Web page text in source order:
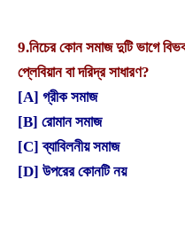
9.নিচের কোন সমাজ দুটি ভাগে
প্লেবিয়ান বা দরিদ্র সাধারণ?
[A] গ্রীক সমাজ
[B] রোমান সমাজ
[C] ব্যাবিলনীয় সমাজ
[D] উপরের কোনটি নয়